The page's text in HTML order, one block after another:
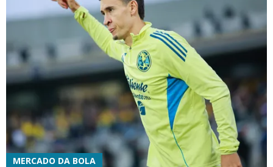
MERCADO DA BOLA